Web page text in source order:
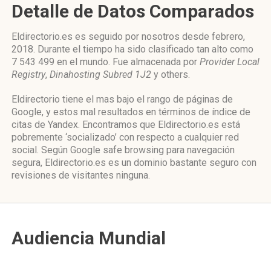
Detalle de Datos Comparados
Eldirectorio.es es seguido por nosotros desde febrero,
2018. Durante el tiempo ha sido clasificado tan alto como
7 543 499 en el mundo. Fue almacenada por Provider Local
Registry, Dinahosting Subred 1J2 y others.
Eldirectorio tiene el mas bajo el rango de páginas de
Google, y estos mal resultados en términos de índice de
citas de Yandex. Encontramos que Eldirectorio.es está
pobremente ‘socializado’ con respecto a cualquier red
social. Según Google safe browsing para navegación
segura, Eldirectorio.es es un dominio bastante seguro con
revisiones de visitantes ninguna.
Audiencia Mundial